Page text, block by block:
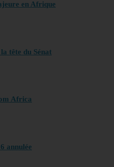
en Afrique
tête du Sénat
Africa
annulée